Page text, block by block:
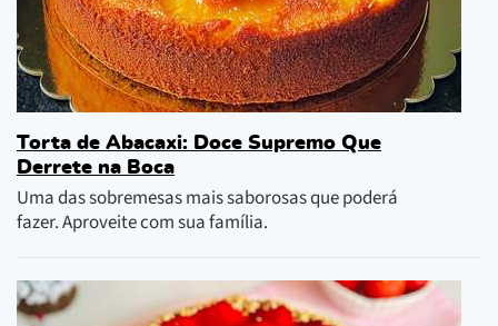
Torta de Abacaxi: Doce Supremo Que
Derrete na Boca
Uma das sobremesas mais saborosas que poderá
fazer. Aproveite com sua família.